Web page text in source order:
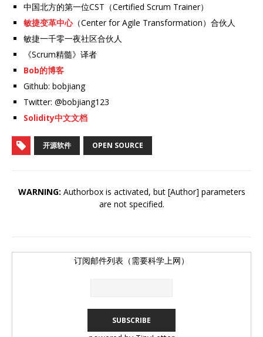
中国北方的第一位CST（Certified Scrum Trainer）
敏捷变革中心（Center for Agile Transformation）合伙人
敏捷一千零一夜社区合伙人
《Scrum精髓》译者
Bob的博客
Github: bobjiang
Twitter: @bobjiang123
Solidity中文文档
开源软件 OPEN SOURCE
WARNING: Authorbox is activated, but [Author] parameters
are not specified.
订阅邮件列表（需要科学上网）